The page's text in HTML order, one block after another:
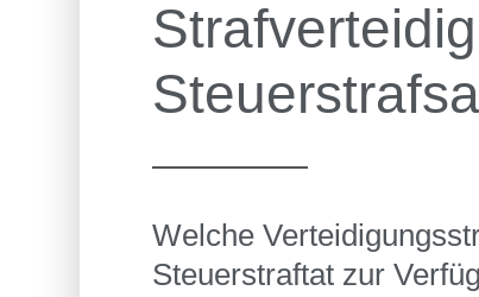
Welche
Steuerstraftat zur